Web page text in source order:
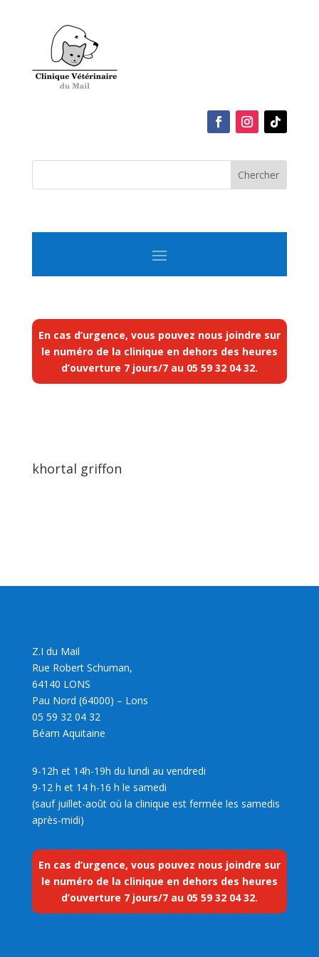
En cas d’urgence, vous pouvez nous joindre sur
le numéro de la clinique en dehors des heures
d’ouverture 7 jours/7 au 05 59 32 04 32.
khortal griffon
Z.I du Mail
Rue Robert Schuman,
64140 LONS
Pau Nord (64000) – Lons
05 59 32 04 32
Béarn Aquitaine
9-12h et 14h-19h du lundi au vendredi
9-12 h et 14 h-16 h le samedi
(sauf juillet-août où la clinique est fermée les samedis
après-midi)
En cas d’urgence, vous pouvez nous joindre sur
le numéro de la clinique en dehors des heures
d’ouverture 7 jours/7 au 05 59 32 04 32.